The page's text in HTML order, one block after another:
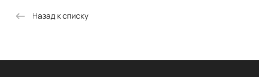
Назад к списку